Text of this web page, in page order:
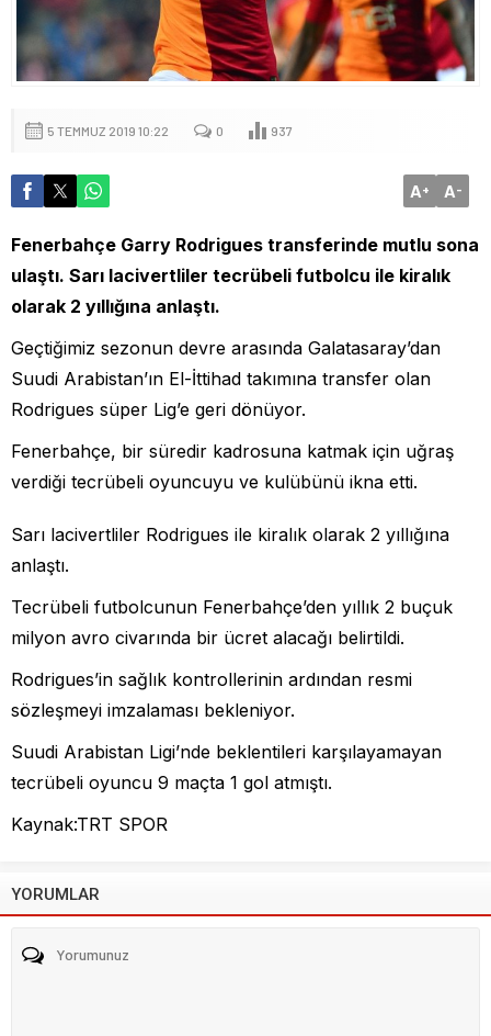
5 TEMMUZ 2019 10:22 0 937
A+ A-
Fenerbahçe Garry Rodrigues transferinde mutlu sona
ulaştı. Sarı lacivertliler tecrübeli futbolcu ile kiralık
olarak 2 yıllığına anlaştı.
Geçtiğimiz sezonun devre arasında Galatasaray’dan
Suudi Arabistan’ın El-İttihad takımına transfer olan
Rodrigues süper Lig’e geri dönüyor.
Fenerbahçe, bir süredir kadrosuna katmak için uğraş
verdiği tecrübeli oyuncuyu ve kulübünü ikna etti.
Sarı lacivertliler Rodrigues ile kiralık olarak 2 yıllığına
anlaştı.
Tecrübeli futbolcunun Fenerbahçe’den yıllık 2 buçuk
milyon avro civarında bir ücret alacağı belirtildi.
Rodrigues’in sağlık kontrollerinin ardından resmi
sözleşmeyi imzalaması bekleniyor.
Suudi Arabistan Ligi’nde beklentileri karşılayamayan
tecrübeli oyuncu 9 maçta 1 gol atmıştı.
Kaynak:TRT SPOR
YORUMLAR